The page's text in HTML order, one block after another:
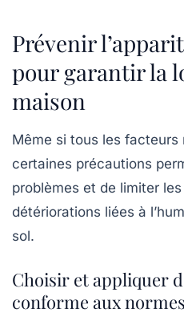
Prévenir
pour garantir la
maison
Même si tous les
certaines précautions
problèmes et de limiter
détériorations liées à
sol.
Choisir et appliquer
conforme aux normes